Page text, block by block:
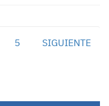
5 SIGUIENTE